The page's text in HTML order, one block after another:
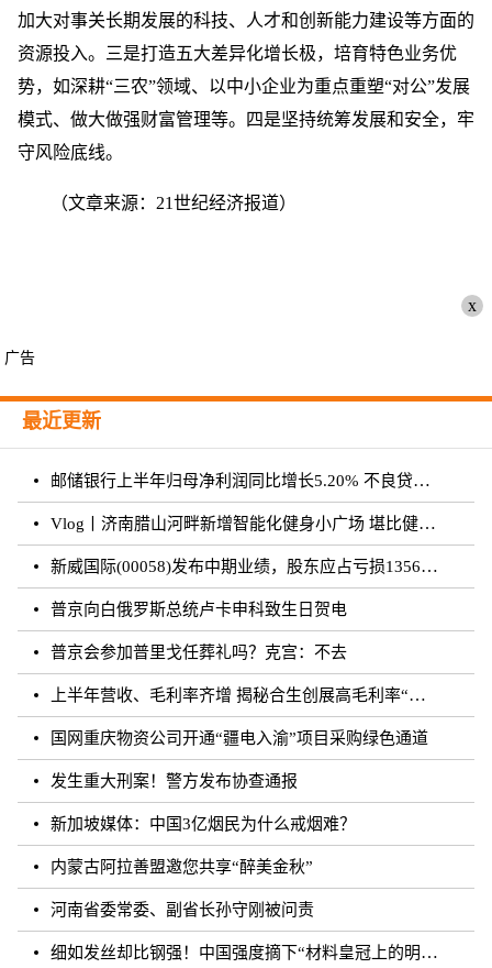
加大对事关长期发展的科技、人才和创新能力建设等方面的
资源投入。三是打造五大差异化增长极，培育特色业务优
势，如深耕“三农”领域、以中小企业为重点重塑“对公”发展
模式、做大做强财富管理等。四是坚持统筹发展和安全，牢
守风险底线。
（文章来源：21世纪经济报道）
x
广告
最近更新
邮储银行上半年归母净利润同比增长5.20% 不良贷款率0.81%
Vlog丨济南腊山河畔新增智能化健身小广场 堪比健身房
新威国际(00058)发布中期业绩，股东应占亏损1356.9万港元 同比扩大47.89%
普京向白俄罗斯总统卢卡申科致生日贺电
普京会参加普里戈任葬礼吗？克宫：不去
上半年营收、毛利率齐增 揭秘合生创展高毛利率“稳字诀”
国网重庆物资公司开通“疆电入渝”项目采购绿色通道
发生重大刑案！警方发布协查通报
新加坡媒体：中国3亿烟民为什么戒烟难？
内蒙古阿拉善盟邀您共享“醉美金秋”
河南省委常委、副省长孙守刚被问责
细如发丝却比钢强！中国强度摘下“材料皇冠上的明珠”